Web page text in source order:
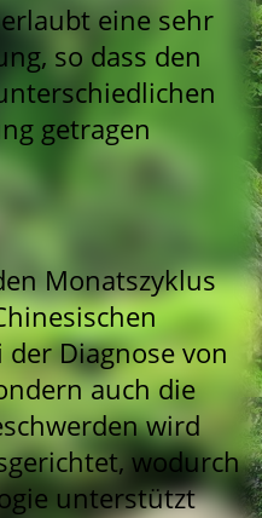
eine sehr
so dass den
getragen
Monatszyklus
Diagnose von
auch die
wird
wodurch
unterstützt